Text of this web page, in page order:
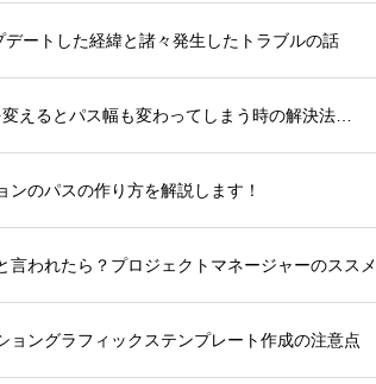
ートした経緯と諸々発生したトラブルの話
えるとパス幅も変わってしまう時の解決法…
のパスの作り方を解説します！
われたら？プロジェクトマネージャーのススメ
ョングラフィックステンプレート作成の注意点